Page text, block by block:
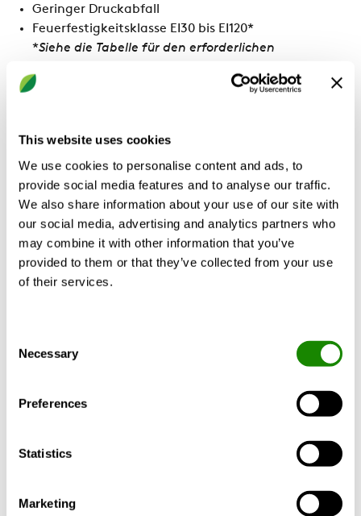
This website uses cookies
We use cookies to personalise content and ads, to
provide social media features and to analyse our traffic.
We also share information about your use of our site with
our social media, advertising and analytics partners who
may combine it with other information that you’ve
provided to them or that they’ve collected from your use
of their services.
Selection
Necessary
Preferences
Statistics
Marketing
Geringer Druckabfall
Feuerfestigkeitsklasse EI30 bis EI120*
*Siehe die Tabelle für den erforderlichen
BERECHNEN SIE MIT IHREN
ANFORDERUNGEN
Produktbeschreibung Technische Daten
Swegon, das auf den Schlüsselprinzipien der
Zirkularität basiert und aus RE:duce, RE:use
und Re:vitalise besteht. SORDO-A wird aus
nachhaltigem Blech namens RRP